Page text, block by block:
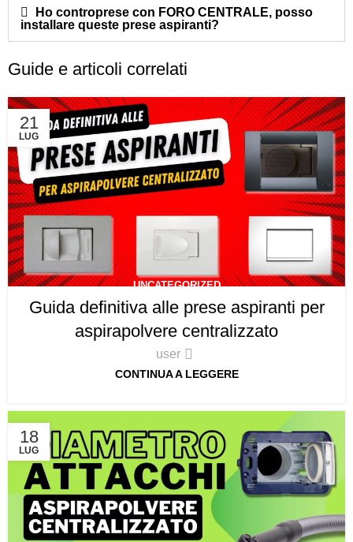
Ho controprese con FORO CENTRALE, posso
installare queste prese aspiranti?
Guide e articoli correlati
21
LUG
UNCATEGORIZED
Guida definitiva alle prese aspiranti per
aspirapolvere centralizzato
user
CONTINUA A LEGGERE
18
LUG